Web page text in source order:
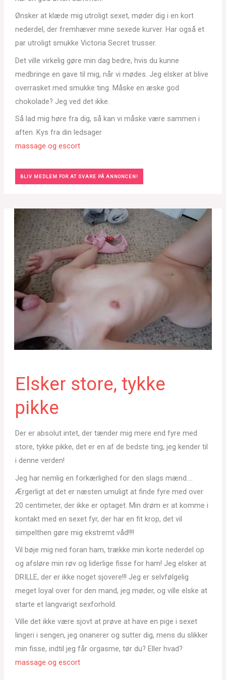
Ønsker at klæde mig utroligt sexet, møder dig i en kort
nederdel, der fremhæver mine sexede kurver. Har også et
par utroligt smukke Victoria Secret trusser.
Det ville virkelig gøre min dag bedre, hvis du kunne
medbringe en gave til mig, når vi mødes. Jeg elsker at blive
overrasket med smukke ting. Måske en æske god
chokolade? Jeg ved det ikke.
Så lad mig høre fra dig, så kan vi måske være sammen i
aften. Kys fra din ledsager
massage og escort
BLIV MEDLEM FOR AT SVARE PÅ ANNONCEN!
Elsker store, tykke
pikke
Der er absolut intet, der tænder mig mere end fyre med
store, tykke pikke, det er en af de bedste ting, jeg kender til
i denne verden!
Jeg har nemlig en forkærlighed for den slags mænd….
Ærgerligt at det er næsten umuligt at finde fyre med over
20 centimeter, der ikke er optaget. Min drøm er at komme i
kontakt med en sexet fyr, der har en fit krop, det vil
simpelthen gøre mig ekstremt våd!!!!
Vil bøje mig ned foran ham, trække min korte nederdel op
og afsløre min røv og liderlige fisse for ham! Jeg elsker at
DRILLE, der er ikke noget sjovere!!! Jeg er selvfølgelig
meget loyal over for den mand, jeg møder, og ville elske at
starte et langvarigt sexforhold.
Ville det ikke være sjovt at prøve at have en pige i sexet
lingeri i sengen, jeg onanerer og sutter dig, mens du slikker
min fisse, indtil jeg får orgasme, tør du? Eller hvad?
massage og escort